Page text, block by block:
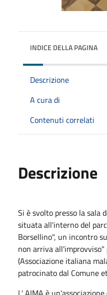
INDICE DELLA PAGINA
Descrizione
A cura di
Contenuti correlati
Descrizione
Si è svolto presso la sala
situata all'interno del
Borsellino", un incontro
non arriva all'improvviso"
(Associazione italiana
patrocinato dal Comune